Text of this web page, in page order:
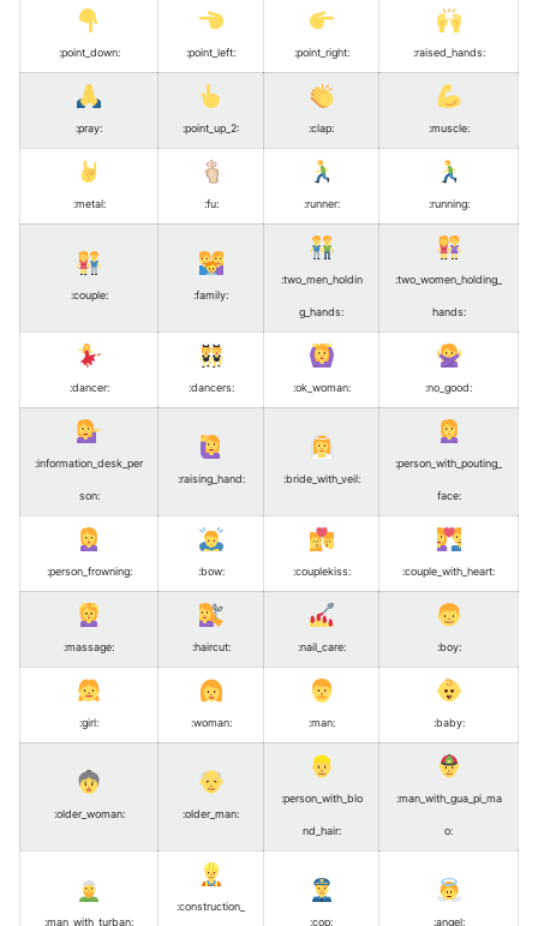
:point_down: :point_left: :point_right: :raised_hands:
:pray: :point_up_2: :clap: :muscle:
:metal: :fu: :runner: :running:
:couple: :family:
:two_men_holdin
g_hands:
:two_women_holding_
hands:
:dancer: :dancers: :ok_woman: :no_good:
:information_desk_per
son:
:raising_hand: :bride_with_veil:
:person_with_pouting_
face:
:person_frowning: :bow: :couplekiss: :couple_with_heart:
:massage: :haircut: :nail_care: :boy:
:girl: :woman: :man: :baby:
:older_woman: :older_man:
:person_with_blo
nd_hair:
:man_with_gua_pi_ma
o:
:man_with_turban:
:construction_
:cop: :angel: